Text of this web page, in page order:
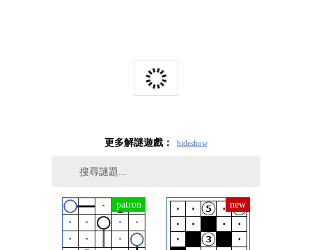
更多解謎遊戲： hideshow